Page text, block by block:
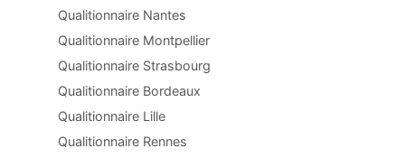
Qualitionnaire Nantes
Qualitionnaire Montpellier
Qualitionnaire Strasbourg
Qualitionnaire Bordeaux
Qualitionnaire Lille
Qualitionnaire Rennes